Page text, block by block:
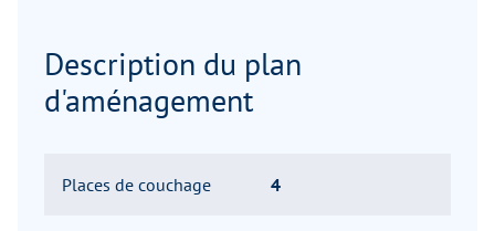
Description du plan
d'aménagement
Places de couchage 4